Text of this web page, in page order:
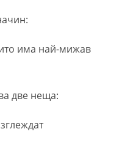
има най-мижав
две неща: